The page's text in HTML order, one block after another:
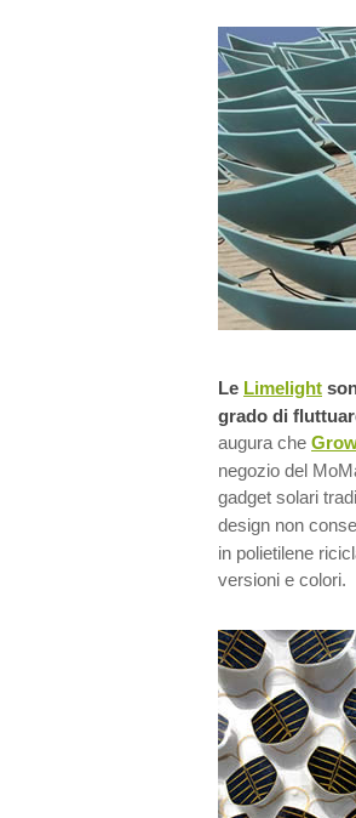
Le Limelight
grado di
augura che
negozio del
gadget solari
design non
in polietilene
versioni e colori.